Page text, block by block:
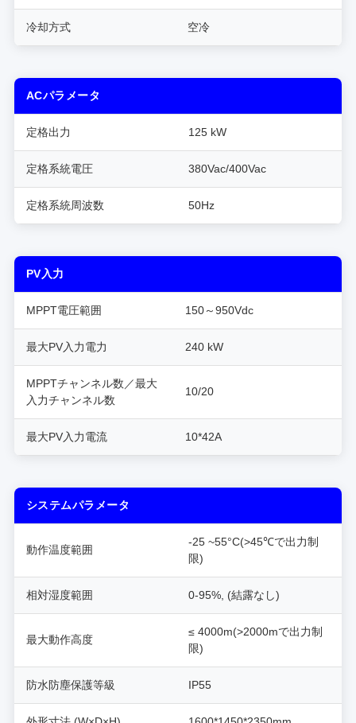
冷却方式 空冷
ACパラメータ
定格出力 125 kW
定格系統電圧 380Vac/400Vac
定格系統周波数 50Hz
PV入力
MPPT電圧範囲 150～950Vdc
最大PV入力電力 240 kW
MPPTチャンネル数／最大
入力チャンネル数
10/20
最大PV入力電流 10*42A
システムパラメータ
動作温度範囲
-25 ~55°C(>45℃で出力制
限)
相対湿度範囲 0-95%, (結露なし)
最大動作高度
≤ 4000m(>2000mで出力制
限)
防水防塵保護等級 IP55